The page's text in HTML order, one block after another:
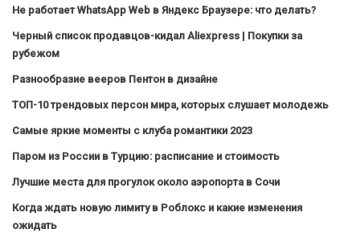
Не работает WhatsApp Web в Яндекс Браузере: что делать?
Черный список продавцов-кидал Aliexpress | Покупки за
рубежом
Разнообразие вееров Пентон в дизайне
ТОП-10 трендовых персон мира, которых слушает молодежь
Самые яркие моменты с клуба романтики 2023
Паром из России в Турцию: расписание и стоимость
Лучшие места для прогулок около аэропорта в Сочи
Когда ждать новую лимиту в Роблокс и какие изменения
ожидать